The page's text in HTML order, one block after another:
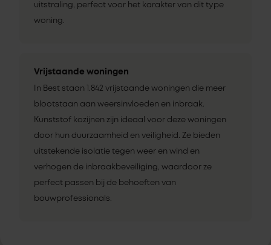
uitstraling, perfect voor het karakter van dit type
woning.
Vrijstaande woningen
In Best staan 1.842 vrijstaande woningen die meer
blootstaan aan weersinvloeden en inbraak.
Kunststof kozijnen zijn ideaal voor deze woningen
door hun duurzaamheid en veiligheid. Ze bieden
uitstekende isolatie tegen weer en wind en
verhogen de inbraakbeveiliging, waardoor ze
perfect passen bij de behoeften van
bouwprofessionals.